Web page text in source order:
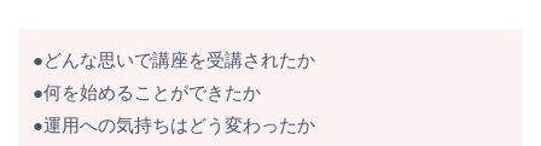
●どんな思いで講座を受講されたか
●何を始めることができたか
●運用への気持ちはどう変わったか